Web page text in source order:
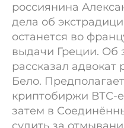
россиянина
дела об
останется во
выдачи Греции. Об
рассказал
Бело.
криптобиржи ВТС-
затем в